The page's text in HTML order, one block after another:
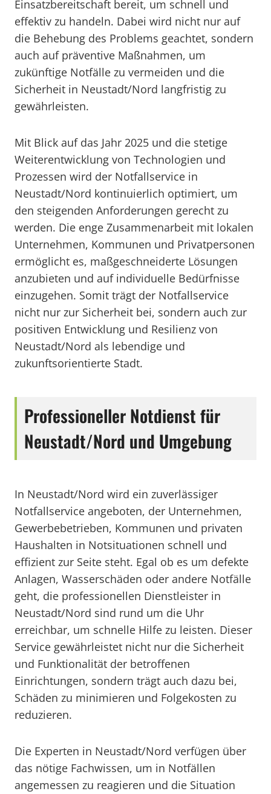
Einsatzbereitschaft bereit, um schnell und
effektiv zu handeln. Dabei wird nicht nur auf
die Behebung des Problems geachtet, sondern
auch auf präventive Maßnahmen, um
zukünftige Notfälle zu vermeiden und die
Sicherheit in Neustadt/Nord langfristig zu
gewährleisten.
Mit Blick auf das Jahr 2025 und die stetige
Weiterentwicklung von Technologien und
Prozessen wird der Notfallservice in
Neustadt/Nord kontinuierlich optimiert, um
den steigenden Anforderungen gerecht zu
werden. Die enge Zusammenarbeit mit lokalen
Unternehmen, Kommunen und Privatpersonen
ermöglicht es, maßgeschneiderte Lösungen
anzubieten und auf individuelle Bedürfnisse
einzugehen. Somit trägt der Notfallservice
nicht nur zur Sicherheit bei, sondern auch zur
positiven Entwicklung und Resilienz von
Neustadt/Nord als lebendige und
zukunftsorientierte Stadt.
Professioneller Notdienst für
Neustadt/Nord und Umgebung
In Neustadt/Nord wird ein zuverlässiger
Notfallservice angeboten, der Unternehmen,
Gewerbebetrieben, Kommunen und privaten
Haushalten in Notsituationen schnell und
effizient zur Seite steht. Egal ob es um defekte
Anlagen, Wasserschäden oder andere Notfälle
geht, die professionellen Dienstleister in
Neustadt/Nord sind rund um die Uhr
erreichbar, um schnelle Hilfe zu leisten. Dieser
Service gewährleistet nicht nur die Sicherheit
und Funktionalität der betroffenen
Einrichtungen, sondern trägt auch dazu bei,
Schäden zu minimieren und Folgekosten zu
reduzieren.
Die Experten in Neustadt/Nord verfügen über
das nötige Fachwissen, um in Notfällen
angemessen zu reagieren und die Situation